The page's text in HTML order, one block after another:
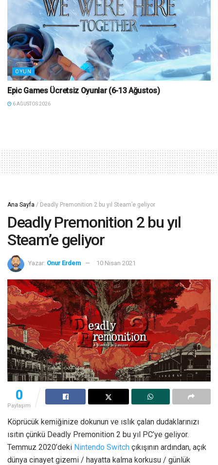
OYUN
Epic Games Ücretsiz Oyunlar (6-13 Ağustos)
6 AĞUSTOS 2026
Ana Sayfa / Deadly Premonition 2 bu yıl Steam’e geliyor
Deadly Premonition 2 bu yıl
Steam’e geliyor
Yazar: Onur Erdem 10 Nisan 2021
0
Paylaşım
Köprücük kemiğinize dokunun ve ıslık çalan dudaklarınızı
ısıtın çünkü Deadly Premonition 2 bu yıl PC’ye geliyor.
Temmuz 2020’deki Nintendo Switch çıkışının ardından, açık
dünya cinayet gizemi / hayatta kalma korkusu / günlük